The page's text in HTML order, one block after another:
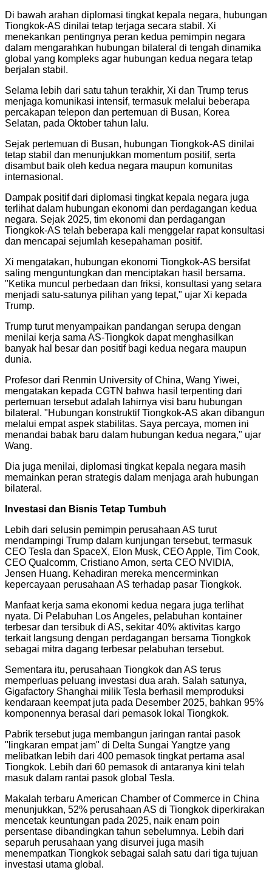
Di bawah arahan diplomasi tingkat kepala negara, hubungan
Tiongkok-AS dinilai tetap terjaga secara stabil. Xi
menekankan pentingnya peran kedua pemimpin negara
dalam mengarahkan hubungan bilateral di tengah dinamika
global yang kompleks agar hubungan kedua negara tetap
berjalan stabil.
Selama lebih dari satu tahun terakhir, Xi dan Trump terus
menjaga komunikasi intensif, termasuk melalui beberapa
percakapan telepon dan pertemuan di Busan, Korea
Selatan, pada Oktober tahun lalu.
Sejak pertemuan di Busan, hubungan Tiongkok-AS dinilai
tetap stabil dan menunjukkan momentum positif, serta
disambut baik oleh kedua negara maupun komunitas
internasional.
Dampak positif dari diplomasi tingkat kepala negara juga
terlihat dalam hubungan ekonomi dan perdagangan kedua
negara. Sejak 2025, tim ekonomi dan perdagangan
Tiongkok-AS telah beberapa kali menggelar rapat konsultasi
dan mencapai sejumlah kesepahaman positif.
Xi mengatakan, hubungan ekonomi Tiongkok-AS bersifat
saling menguntungkan dan menciptakan hasil bersama.
"Ketika muncul perbedaan dan friksi, konsultasi yang setara
menjadi satu-satunya pilihan yang tepat," ujar Xi kepada
Trump.
Trump turut menyampaikan pandangan serupa dengan
menilai kerja sama AS-Tiongkok dapat menghasilkan
banyak hal besar dan positif bagi kedua negara maupun
dunia.
Profesor dari Renmin University of China, Wang Yiwei,
mengatakan kepada CGTN bahwa hasil terpenting dari
pertemuan tersebut adalah lahirnya visi baru hubungan
bilateral. "Hubungan konstruktif Tiongkok-AS akan dibangun
melalui empat aspek stabilitas. Saya percaya, momen ini
menandai babak baru dalam hubungan kedua negara," ujar
Wang.
Dia juga menilai, diplomasi tingkat kepala negara masih
memainkan peran strategis dalam menjaga arah hubungan
bilateral.
Investasi dan Bisnis Tetap Tumbuh
Lebih dari selusin pemimpin perusahaan AS turut
mendampingi Trump dalam kunjungan tersebut, termasuk
CEO Tesla dan SpaceX, Elon Musk, CEO Apple, Tim Cook,
CEO Qualcomm, Cristiano Amon, serta CEO NVIDIA,
Jensen Huang. Kehadiran mereka mencerminkan
kepercayaan perusahaan AS terhadap pasar Tiongkok.
Manfaat kerja sama ekonomi kedua negara juga terlihat
nyata. Di Pelabuhan Los Angeles, pelabuhan kontainer
terbesar dan tersibuk di AS, sekitar 40% aktivitas kargo
terkait langsung dengan perdagangan bersama Tiongkok
sebagai mitra dagang terbesar pelabuhan tersebut.
Sementara itu, perusahaan Tiongkok dan AS terus
memperluas peluang investasi dua arah. Salah satunya,
Gigafactory Shanghai milik Tesla berhasil memproduksi
kendaraan keempat juta pada Desember 2025, bahkan 95%
komponennya berasal dari pemasok lokal Tiongkok.
Pabrik tersebut juga membangun jaringan rantai pasok
"lingkaran empat jam" di Delta Sungai Yangtze yang
melibatkan lebih dari 400 pemasok tingkat pertama asal
Tiongkok. Lebih dari 60 pemasok di antaranya kini telah
masuk dalam rantai pasok global Tesla.
Makalah terbaru American Chamber of Commerce in China
menunjukkan, 52% perusahaan AS di Tiongkok diperkirakan
mencetak keuntungan pada 2025, naik enam poin
persentase dibandingkan tahun sebelumnya. Lebih dari
separuh perusahaan yang disurvei juga masih
menempatkan Tiongkok sebagai salah satu dari tiga tujuan
investasi utama global.